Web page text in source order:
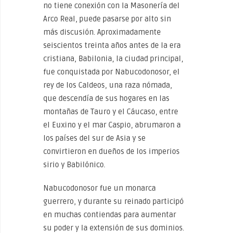
no tiene conexión con la Masonería del
Arco Real, puede pasarse por alto sin
más discusión. Aproximadamente
seiscientos treinta años antes de la era
cristiana, Babilonia, la ciudad principal,
fue conquistada por Nabucodonosor, el
rey de los Caldeos, una raza nómada,
que descendía de sus hogares en las
montañas de Tauro y el Cáucaso, entre
el Euxino y el mar Caspio, abrumaron a
los países del sur de Asia y se
convirtieron en dueños de los imperios
sirio y Babilónico.
Nabucodonosor fue un monarca
guerrero, y durante su reinado participó
en muchas contiendas para aumentar
su poder y la extensión de sus dominios.